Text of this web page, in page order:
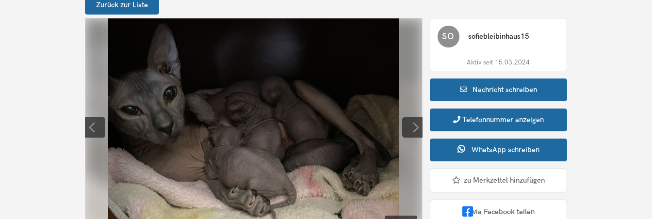
Zurück zur Liste
SO sofiebleibinhaus15
Aktiv seit 15.03.2024
Nachrichtschreiben
Telefonnummer anzeigen
WhatsApp schreiben
zu Merkzettel hinzufügen
via Facebook teilen